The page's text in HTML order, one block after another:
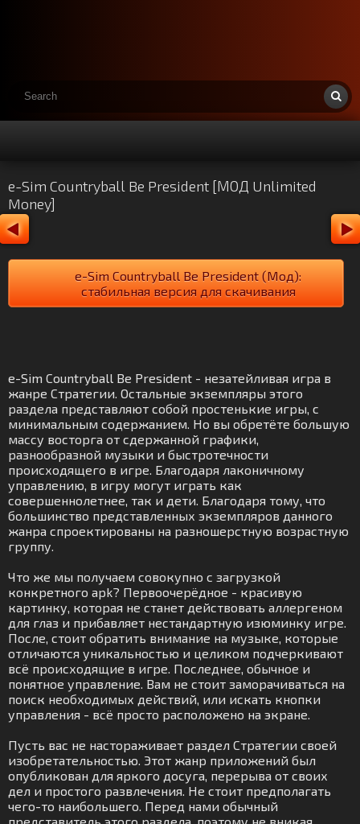
e-Sim Countryball Be President [МОД Unlimited
Money]
e-Sim Countryball Be President (Мод):
стабильная версия для скачивания
e-Sim Countryball Be President - незатейливая игра в
жанре Стратегии. Остальные экземпляры этого
раздела представляют собой простенькие игры, с
минимальным содержанием. Но вы обретёте большую
массу восторга от сдержанной графики,
разнообразной музыки и быстротечности
происходящего в игре. Благодаря лаконичному
управлению, в игру могут играть как
совершеннолетнее, так и дети. Благодаря тому, что
большинство представленных экземпляров данного
жанра спроектированы на разношерстную возрастную
группу.
Что же мы получаем совокупно с загрузкой
конкретного apk? Первоочерёдное - красивую
картинку, которая не станет действовать аллергеном
для глаз и прибавляет нестандартную изюминку игре.
После, стоит обратить внимание на музыке, которые
отличаются уникальностью и целиком подчеркивают
всё происходящие в игре. Последнее, обычное и
понятное управление. Вам не стоит заморачиваться на
поиск необходимых действий, или искать кнопки
управления - всё просто расположено на экране.
Пусть вас не настораживает раздел Стратегии своей
изобретательностью. Этот жанр приложений был
опубликован для яркого досуга, перерыва от своих
дел и простого развлечения. Не стоит предполагать
чего-то наибольшего. Перед нами обычный